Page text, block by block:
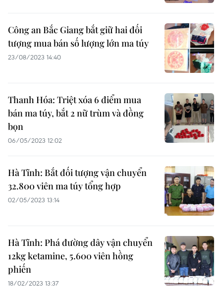
Công an Bắc Giang bắt giữ hai đối
tượng mua bán số lượng lớn ma túy
23/08/2023 14:40
Thanh Hóa: Triệt xóa 6 điểm mua
bán ma túy, bắt 2 nữ trùm và đồng
bọn
06/05/2023 12:02
Hà Tĩnh: Bắt đối tượng vận chuyển
32.800 viên ma túy tổng hợp
02/05/2023 13:14
Hà Tĩnh: Phá đường dây vận chuyển
12kg ketamine, 5.600 viên hồng
phiến
18/02/2023 13:37